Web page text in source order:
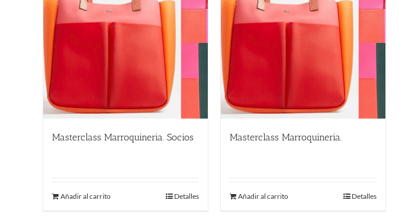
Masterclass Marroquineria. Socios
Añadir al carrito Detalles
Masterclass Marroquineria.
Añadir al carrito Detalles